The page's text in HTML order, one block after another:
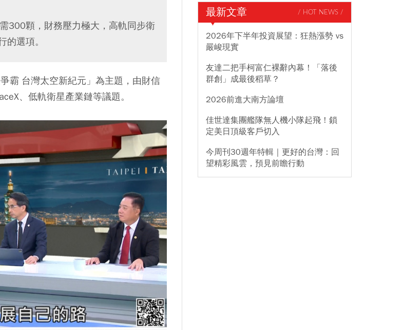
300顆，財務壓力極大，高軌同步衛
選項。
霸 台灣太空新紀元」為主題，由財信
、低軌衛星產業鏈等議題。
最新文章 / HOT NEWS /
2026年下半年投資展望：狂熱漲勢 vs
嚴峻現實
友達二把手柯富仁裸辭內幕！「落後
群創」成最後稻草？
2026前進大南方論壇
佳世達集團艦隊無人機小隊起飛！鎖
定美日頂級客戶切入
今周刊30週年特輯｜更好的台灣：回
望精彩風雲，預見前瞻行動